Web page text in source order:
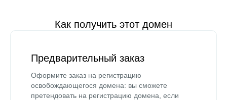
Как получить этот домен
Предварительный заказ
Оформите заказ на регистрацию
освобождающегося домена: вы сможете
претендовать на регистрацию домена, если